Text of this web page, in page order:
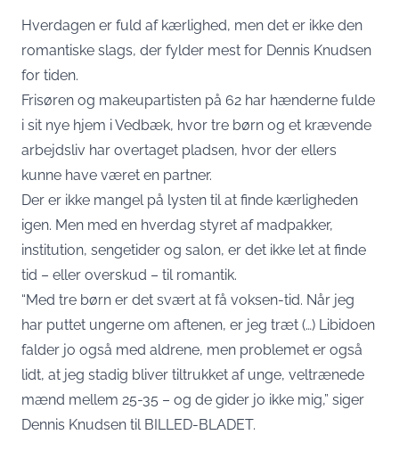
Hverdagen er fuld af kærlighed, men det er ikke den
romantiske slags, der fylder mest for Dennis Knudsen
for tiden.
Frisøren og makeupartisten på 62 har hænderne fulde
i sit nye hjem i Vedbæk, hvor tre børn og et krævende
arbejdsliv har overtaget pladsen, hvor der ellers
kunne have været en partner.
Der er ikke mangel på lysten til at finde kærligheden
igen. Men med en hverdag styret af madpakker,
institution, sengetider og salon, er det ikke let at finde
tid – eller overskud – til romantik.
“Med tre børn er det svært at få voksen-tid. Når jeg
har puttet ungerne om aftenen, er jeg træt (…) Libidoen
falder jo også med aldrene, men problemet er også
lidt, at jeg stadig bliver tiltrukket af unge, veltrænede
mænd mellem 25-35 – og de gider jo ikke mig,” siger
Dennis Knudsen til BILLED-BLADET.